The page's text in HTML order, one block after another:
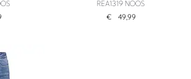
REA1319 NOOS
€ 49,99